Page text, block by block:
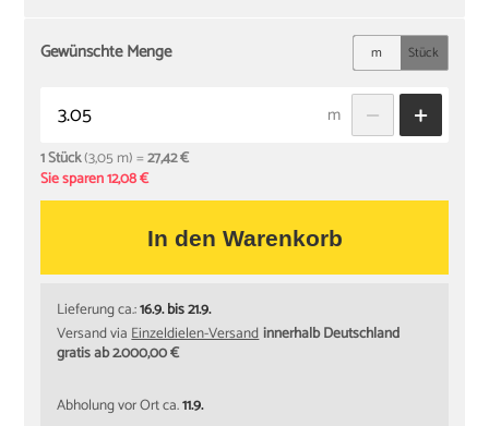
Gewünschte Menge m Stück
m
1 Stück(3,05 m) =27,42 €
Sie sparen 12,08 €
In den Warenkorb
Lieferung ca.:16.9. bis 21.9.
Versand viaEinzeldielen-Versandinnerhalb Deutschland
gratis ab 2.000,00 €
Abholung vor Ort ca.11.9.